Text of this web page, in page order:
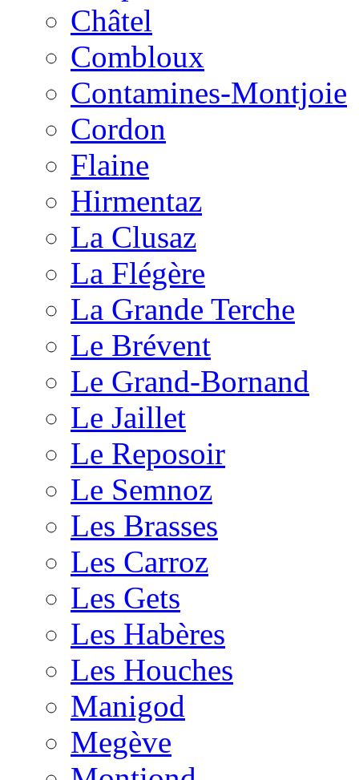
Châtel
Combloux
Contamines-Montjoie
Cordon
Flaine
Hirmentaz
La Clusaz
La Flégère
La Grande Terche
Le Brévent
Le Grand-Bornand
Le Jaillet
Le Reposoir
Le Semnoz
Les Brasses
Les Carroz
Les Gets
Les Habères
Les Houches
Manigod
Megève